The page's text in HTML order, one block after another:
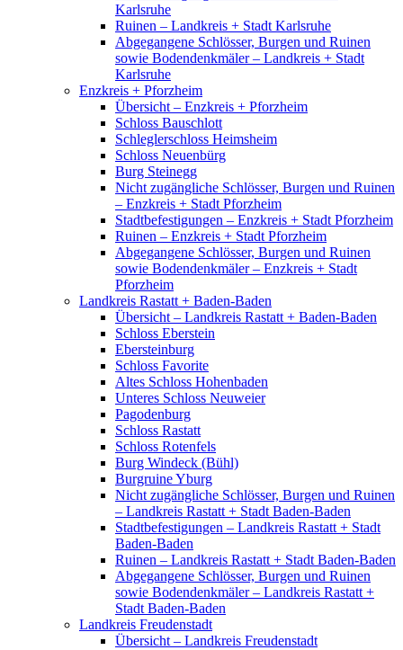
Karlsruhe
Ruinen – Landkreis + Stadt Karlsruhe
Abgegangene Schlösser, Burgen und Ruinen
sowie Bodendenkmäler – Landkreis + Stadt
Karlsruhe
Enzkreis + Pforzheim
Übersicht – Enzkreis + Pforzheim
Schloss Bauschlott
Schleglerschloss Heimsheim
Schloss Neuenbürg
Burg Steinegg
Nicht zugängliche Schlösser, Burgen und Ruinen
– Enzkreis + Stadt Pforzheim
Stadtbefestigungen – Enzkreis + Stadt Pforzheim
Ruinen – Enzkreis + Stadt Pforzheim
Abgegangene Schlösser, Burgen und Ruinen
sowie Bodendenkmäler – Enzkreis + Stadt
Pforzheim
Landkreis Rastatt + Baden-Baden
Übersicht – Landkreis Rastatt + Baden-Baden
Schloss Eberstein
Ebersteinburg
Schloss Favorite
Altes Schloss Hohenbaden
Unteres Schloss Neuweier
Pagodenburg
Schloss Rastatt
Schloss Rotenfels
Burg Windeck (Bühl)
Burgruine Yburg
Nicht zugängliche Schlösser, Burgen und Ruinen
– Landkreis Rastatt + Stadt Baden-Baden
Stadtbefestigungen – Landkreis Rastatt + Stadt
Baden-Baden
Ruinen – Landkreis Rastatt + Stadt Baden-Baden
Abgegangene Schlösser, Burgen und Ruinen
sowie Bodendenkmäler – Landkreis Rastatt +
Stadt Baden-Baden
Landkreis Freudenstadt
Übersicht – Landkreis Freudenstadt